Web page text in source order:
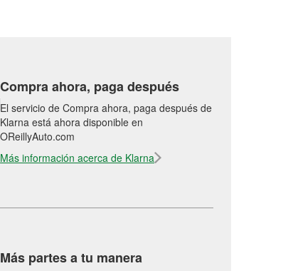
Compra ahora, paga después
El servicio de Compra ahora, paga después de
Klarna está ahora disponible en
OReillyAuto.com
Más información acerca de Klarna
Más partes a tu manera